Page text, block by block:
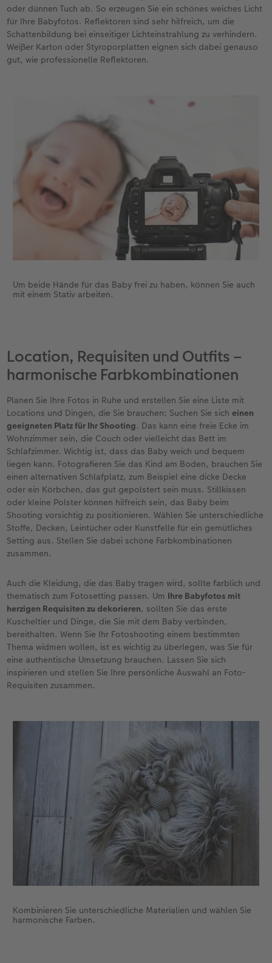
oder dünnen Tuch ab. So erzeugen Sie ein schönes weiches Licht
für Ihre Babyfotos. Reflektoren sind sehr hilfreich, um die
Schattenbildung bei einseitiger Lichteinstrahlung zu verhindern.
Weißer Karton oder Styroporplatten eignen sich dabei genauso
gut, wie professionelle Reflektoren.
Um beide Hände für das Baby frei zu haben, können Sie auch
mit einem Stativ arbeiten.
Location, Requisiten und Outfits –
harmonische Farbkombinationen
Planen Sie Ihre Fotos in Ruhe und erstellen Sie eine Liste mit
Locations und Dingen, die Sie brauchen: Suchen Sie sicheinen
geeigneten Platz für Ihr Shooting. Das kann eine freie Ecke im
Wohnzimmer sein, die Couch oder vielleicht das Bett im
Schlafzimmer. Wichtig ist, dass das Baby weich und bequem
liegen kann. Fotografieren Sie das Kind am Boden, brauchen Sie
einen alternativen Schlafplatz, zum Beispiel eine dicke Decke
oder ein Körbchen, das gut gepolstert sein muss. Stillkissen
oder kleine Polster können hilfreich sein, das Baby beim
Shooting vorsichtig zu positionieren. Wählen Sie unterschiedliche
Stoffe, Decken, Leintücher oder Kunstfelle für ein gemütliches
Setting aus. Stellen Sie dabei schöne Farbkombinationen
zusammen.
Auch die Kleidung, die das Baby tragen wird, sollte farblich und
thematisch zum Fotosetting passen. Um Ihre Babyfotos mit
herzigen Requisiten zu dekorieren, sollten Sie das erste
Kuscheltier und Dinge, die Sie mit dem Baby verbinden,
bereithalten. Wenn Sie Ihr Fotoshooting einem bestimmten
Thema widmen wollen, ist es wichtig zu überlegen, was Sie für
eine authentische Umsetzung brauchen. Lassen Sie sich
inspirieren und stellen Sie Ihre persönliche Auswahl an Foto-
Requisiten zusammen.
Kombinieren Sie unterschiedliche Materialien und wählen Sie
harmonische Farben.